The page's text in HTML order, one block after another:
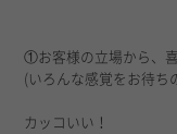
①お客様の立場から、
(いろんな感覚をお待ち
カッコいい！